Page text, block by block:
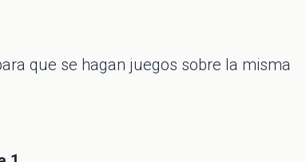
que se hagan juegos sobre la misma